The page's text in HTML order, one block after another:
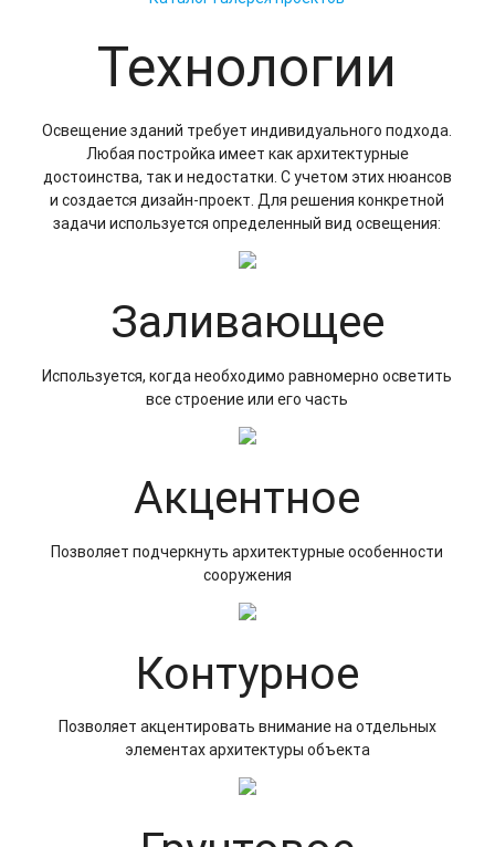
Технологии
Освещение зданий требует индивидуального подхода.
Любая постройка имеет как архитектурные
достоинства, так и недостатки. С учетом этих нюансов
и создается дизайн-проект. Для решения конкретной
задачи используется определенный вид освещения:
Заливающее
Используется, когда необходимо равномерно осветить
все строение или его часть
Акцентное
Позволяет подчеркнуть архитектурные особенности
сооружения
Контурное
Позволяет акцентировать внимание на отдельных
элементах архитектуры объекта